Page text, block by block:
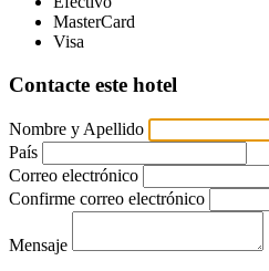
MasterCard
Visa
Contacte este hotel
Nombre y Apellido
País
Correo electrónico
Confirme correo electrónico
Mensaje